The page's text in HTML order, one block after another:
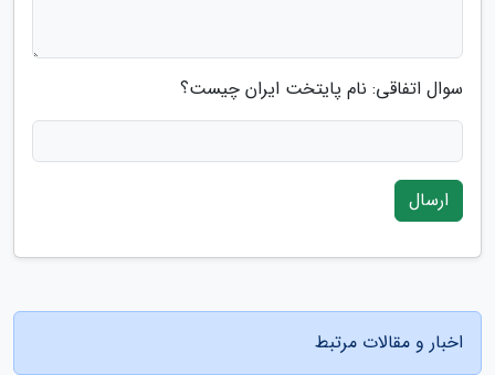
سوال اتفاقی: نام پایتخت ایران چیست؟
ارسال
اخبار و مقالات مرتبط